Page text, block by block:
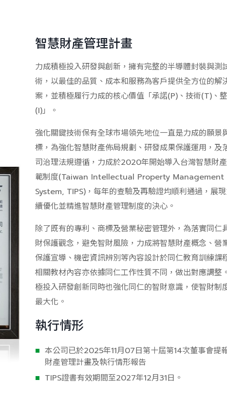
智慧財產管理計畫
力成積極投入研發與創新，擁有完整的半導體封裝與測
術，以最佳的品質、成本和服務為客戶提供全方位的解
案，並積極履行力成的核心價值「承諾(P)、技術(T)、
(I)」。
強化關鍵技術保有全球市場領先地位一直是力成的願景
標，為強化智慧財產佈局規劃、研發成果保護運用，及
司治理法規遵循，力成於2020年開始導入台灣智慧財
範制度(Taiwan Intellectual Property Management
System, TIPS)，每年的查驗及再驗證均順利通過，展
續優化並精進智慧財產管理制度的決心。
除了既有的專利、商標及營業秘密管理外，為落實同仁
財保護觀念，避免智財風險，力成將智慧財產概念、營
保護宣導、機密資訊辨別等內容設計於同仁教育訓練課
相關教材內容亦依據同仁工作性質不同，做出對應調整
極投入研發創新同時也強化同仁的智財意識，使智財制
最大化。
執行情形
本公司已於2025年11月07日第十屆第14次董事會提
財產管理計畫及執行情形報告
TIPS證書有效期間至2027年12月31日。